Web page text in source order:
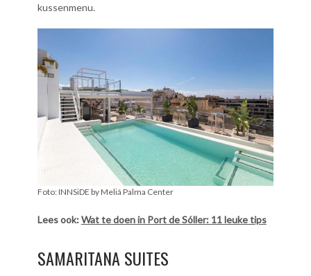
kussenmenu.
Foto: INNSiDE by Meliá Palma Center
Lees ook:Wat te doen in Port de Sóller: 11 leuke tips
SAMARITANA SUITES